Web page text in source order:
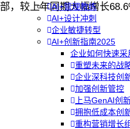
AI+管理教练
AI+设计冲刺
企业敏捷转型
AI+创新指南2025
企业如何快速采
重塑未来的战
企业深科技创
加强创新管控
上马GenAI创
拥抱低成本创
重构营销增长
部，较上年同期大幅增长